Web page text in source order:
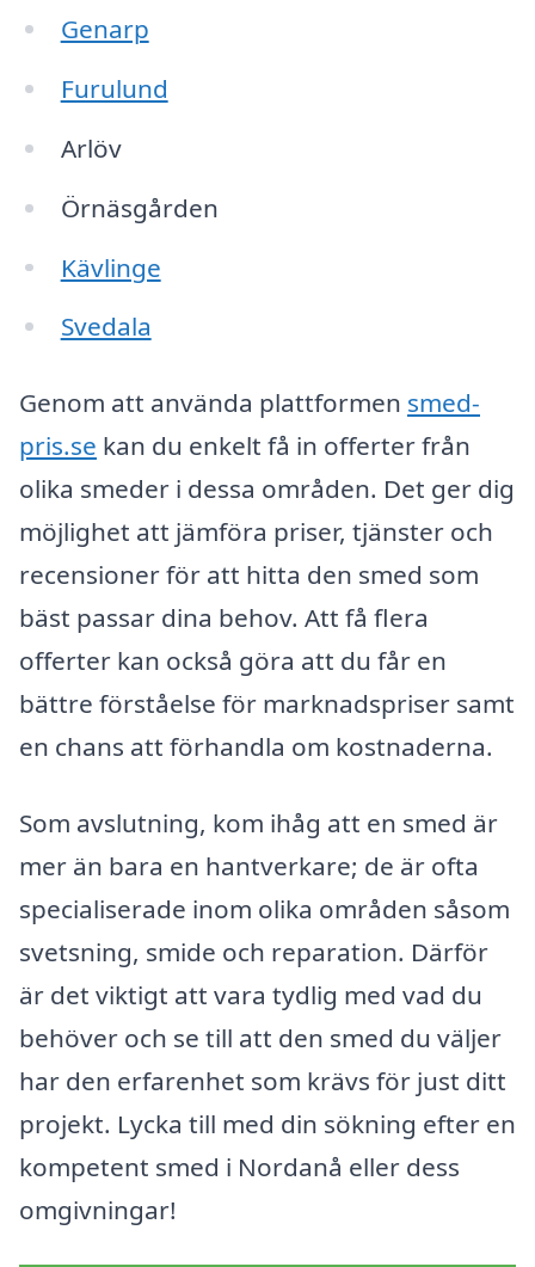
Genarp
Furulund
Arlöv
Örnäsgården
Kävlinge
Svedala
Genom att använda plattformen smed-
pris.se kan du enkelt få in offerter från
olika smeder i dessa områden. Det ger dig
möjlighet att jämföra priser, tjänster och
recensioner för att hitta den smed som
bäst passar dina behov. Att få flera
offerter kan också göra att du får en
bättre förståelse för marknadspriser samt
en chans att förhandla om kostnaderna.
Som avslutning, kom ihåg att en smed är
mer än bara en hantverkare; de är ofta
specialiserade inom olika områden såsom
svetsning, smide och reparation. Därför
är det viktigt att vara tydlig med vad du
behöver och se till att den smed du väljer
har den erfarenhet som krävs för just ditt
projekt. Lycka till med din sökning efter en
kompetent smed i Nordanå eller dess
omgivningar!